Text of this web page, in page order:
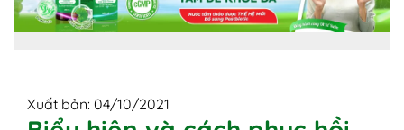
Xuất bản: 04/10/2021